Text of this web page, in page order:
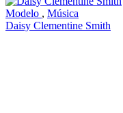
Modelo , Música
Daisy Clementine Smith